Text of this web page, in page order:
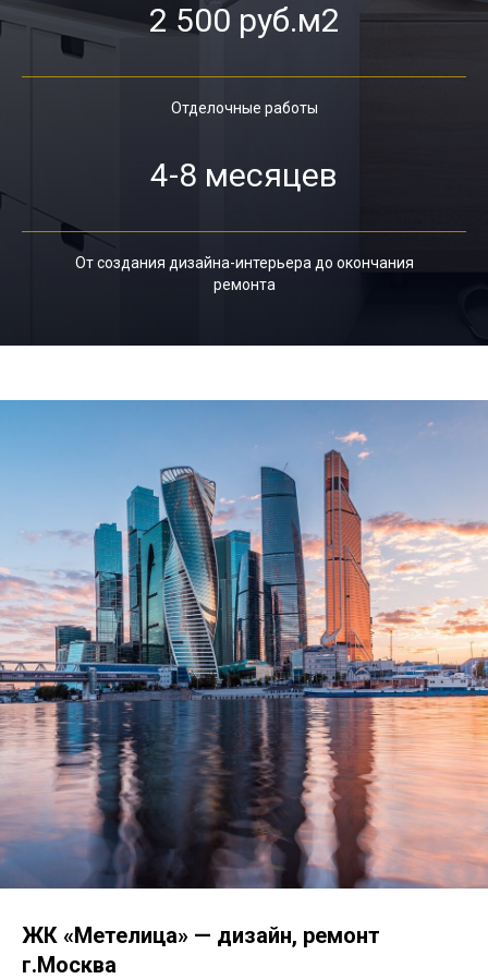
2 500 руб.м2
Отделочные работы
4-8 месяцев
От создания дизайна-интерьера до окончания
ремонта
ЖК «Метелица» — дизайн, ремонт
г.Москва